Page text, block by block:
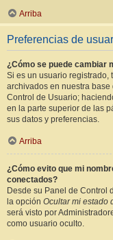
Arriba
Preferencias de
¿Cómo se puede cambiar
Si es un usuario registrado,
archivados en nuestra
Control de Usuario;
en la parte superior de las
sus datos y preferencias.
Arriba
¿Cómo evito que mi
conectados?
Desde su Panel de Control
la opción Ocultar mi estado
será visto por
como usuario oculto.